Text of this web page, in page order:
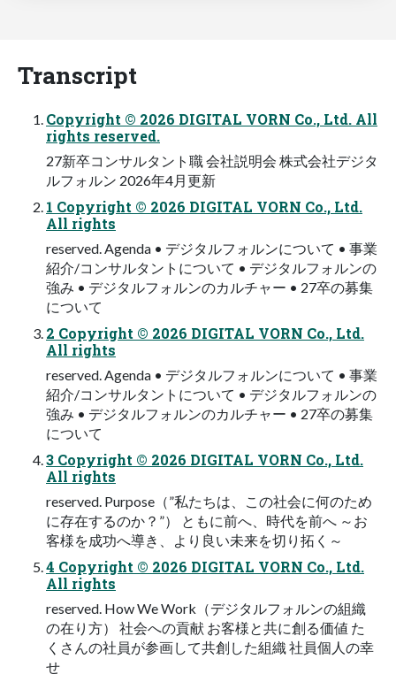
Transcript
Copyright © 2026 DIGITAL VORN Co., Ltd. All
rights reserved.
27新卒コンサルタント職 会社説明会 株式会社デジタ
ルフォルン 2026年4月更新
1 Copyright © 2026 DIGITAL VORN Co., Ltd.
All rights
reserved. Agenda • デジタルフォルンについて • 事業
紹介/コンサルタントについて • デジタルフォルンの
強み • デジタルフォルンのカルチャー • 27卒の募集
について
2 Copyright © 2026 DIGITAL VORN Co., Ltd.
All rights
reserved. Agenda • デジタルフォルンについて • 事業
紹介/コンサルタントについて • デジタルフォルンの
強み • デジタルフォルンのカルチャー • 27卒の募集
について
3 Copyright © 2026 DIGITAL VORN Co., Ltd.
All rights
reserved. Purpose（”私たちは、この社会に何のため
に存在するのか？”） ともに前へ、時代を前へ ～お
客様を成功へ導き、より良い未来を切り拓く～
4 Copyright © 2026 DIGITAL VORN Co., Ltd.
All rights
reserved. How We Work（デジタルフォルンの組織
の在り方） 社会への貢献 お客様と共に創る価値 た
くさんの社員が参画して共創した組織 社員個人の幸
せ